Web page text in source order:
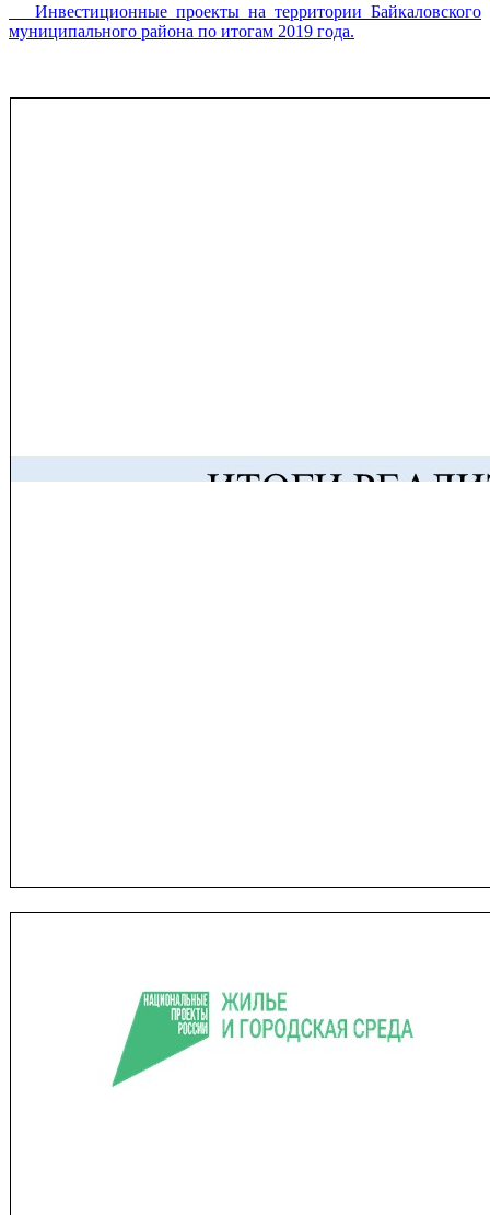
Инвестиционные проекты на территории Байкаловского
муниципального района по итогам 2019 года.